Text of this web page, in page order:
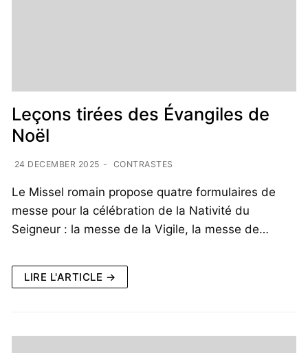
Leçons tirées des Évangiles de
Noël
24 DECEMBER 2025 - CONTRASTES
Le Missel romain propose quatre formulaires de
messe pour la célébration de la Nativité du
Seigneur : la messe de la Vigile, la messe de…
LIRE L'ARTICLE →